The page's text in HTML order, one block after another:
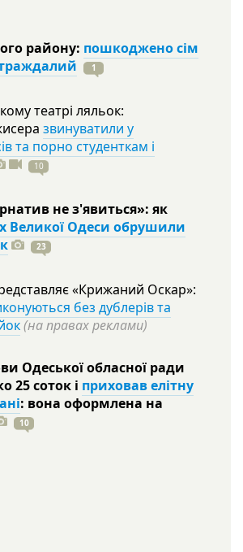
району: пошкоджено сім
1
театрі ляльок:
звинуватили у
та порно студенткам і
10
не з'явиться»: як
Великої Одеси обрушили
23
«Крижаний Оскар»:
без дублерів та
(на правах реклами)
Одеської обласної ради
25 соток і приховав елітну
: вона оформлена на
10